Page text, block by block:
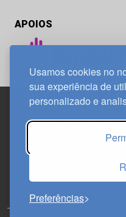
Usamos cookies no
sua experiência de
personalizado e
Preferências
APOIOS
Edif. Lisboa Oriente | Av.
1800-282 Lisboa | Portugal